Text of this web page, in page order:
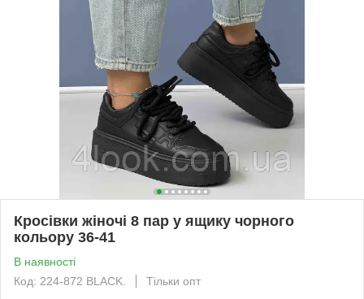
Кросівки жіночі 8 пар у ящику чорного
кольору 36-41
В наявності
Код: 224-872 BLACK.
Тільки опт